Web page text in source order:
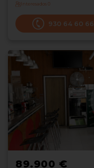
Interesados0
930 64 60 66
89.900 €